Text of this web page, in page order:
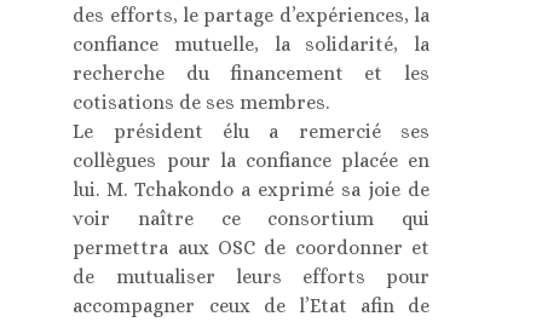
des efforts, le partage d’expériences, la
confiance mutuelle, la solidarité, la
recherche du financement et les
cotisations de ses membres.
Le président élu a remercié ses
collègues pour la confiance placée en
lui. M. Tchakondo a exprimé sa joie de
voir naître ce consortium qui
permettra aux OSC de coordonner et
de mutualiser leurs efforts pour
accompagner ceux de l’Etat afin de